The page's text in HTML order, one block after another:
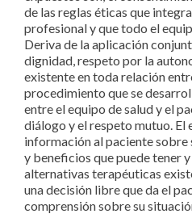
de las reglas éticas que
profesional y que todo el
Deriva de la aplicación
dignidad, respeto por la
existente en toda relación
procedimiento que se
entre el equipo de salud y el
diálogo y el respeto mutuo. El
información al paciente sobre
y beneficios que puede tener
alternativas terapéuticas
una decisión libre que da el
comprensión sobre su